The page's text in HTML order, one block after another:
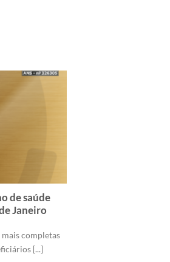
de saúde
Janeiro
completas
[...]